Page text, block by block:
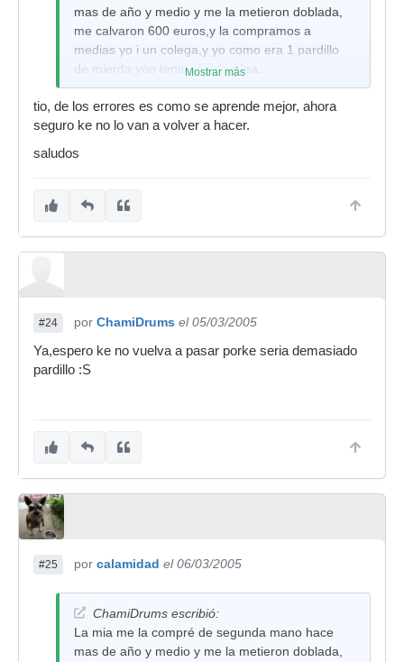
mas de año y medio y me la metieron doblada,
me calvaron 600 euros,y la compramos a
medias yo i un colega,y yo como era 1 pardillo
de mierda yno tenia ni puta idea.
visto lo ke te costó a ti esa me ha dolido en el
Mostrar más
tio, de los errores es como se aprende mejor, ahora
seguro ke no lo van a volver a hacer.
saludos
#24 por ChamiDrums el 05/03/2005
Ya,espero ke no vuelva a pasar porke seria demasiado
pardillo :S
#25 por calamidad el 06/03/2005
ChamiDrums escribió:
La mia me la compré de segunda mano hace
mas de año y medio y me la metieron doblada,